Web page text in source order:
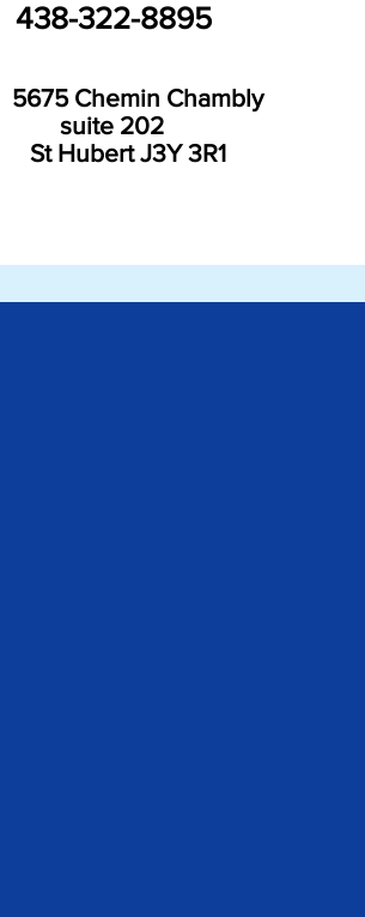
438-322-8895
5675 Chemin Chambly
suite 202
St Hubert J3Y 3R1